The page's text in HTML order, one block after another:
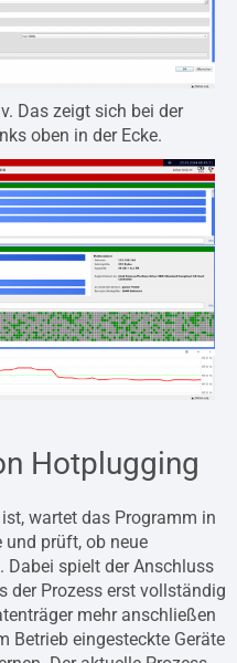
Das zeigt sich bei der
oben in der Ecke.
Hotplugging
wartet das Programm in
und prüft, ob neue
Dabei spielt der Anschluss
der Prozess erst vollständig
mehr anschließen
Betrieb eingesteckte Geräte